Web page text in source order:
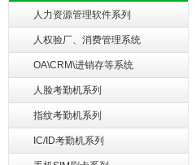
人力资源管理软件系列
人权验厂、消费管理系统
OA\CRM\进销存等系统
人脸考勤机系列
指纹考勤机系列
IC/ID考勤机系列